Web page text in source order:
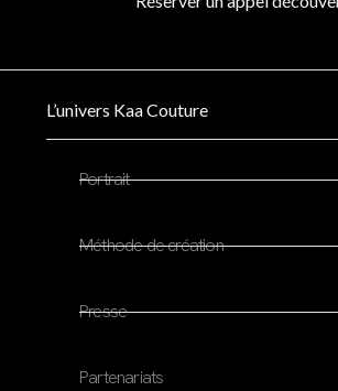
L’univers Kaa Couture
Portrait
Méthode de création
Presse
Partenariats